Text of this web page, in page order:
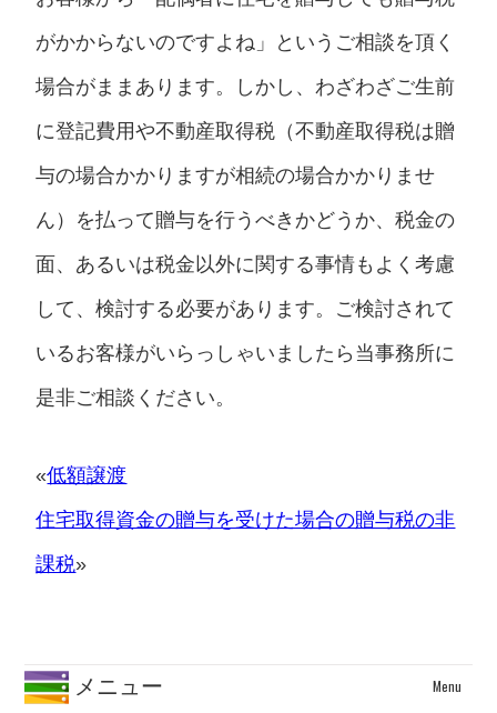
がかからないのですよね」というご相談を頂く
場合がままあります。しかし、わざわざご生前
に登記費用や不動産取得税（不動産取得税は贈
与の場合かかりますが相続の場合かかりませ
ん）を払って贈与を行うべきかどうか、税金の
面、あるいは税金以外に関する事情もよく考慮
して、検討する必要があります。ご検討されて
いるお客様がいらっしゃいましたら当事務所に
是非ご相談ください。
«低額譲渡
住宅取得資金の贈与を受けた場合の贈与税の非
課税»
メニュー Menu